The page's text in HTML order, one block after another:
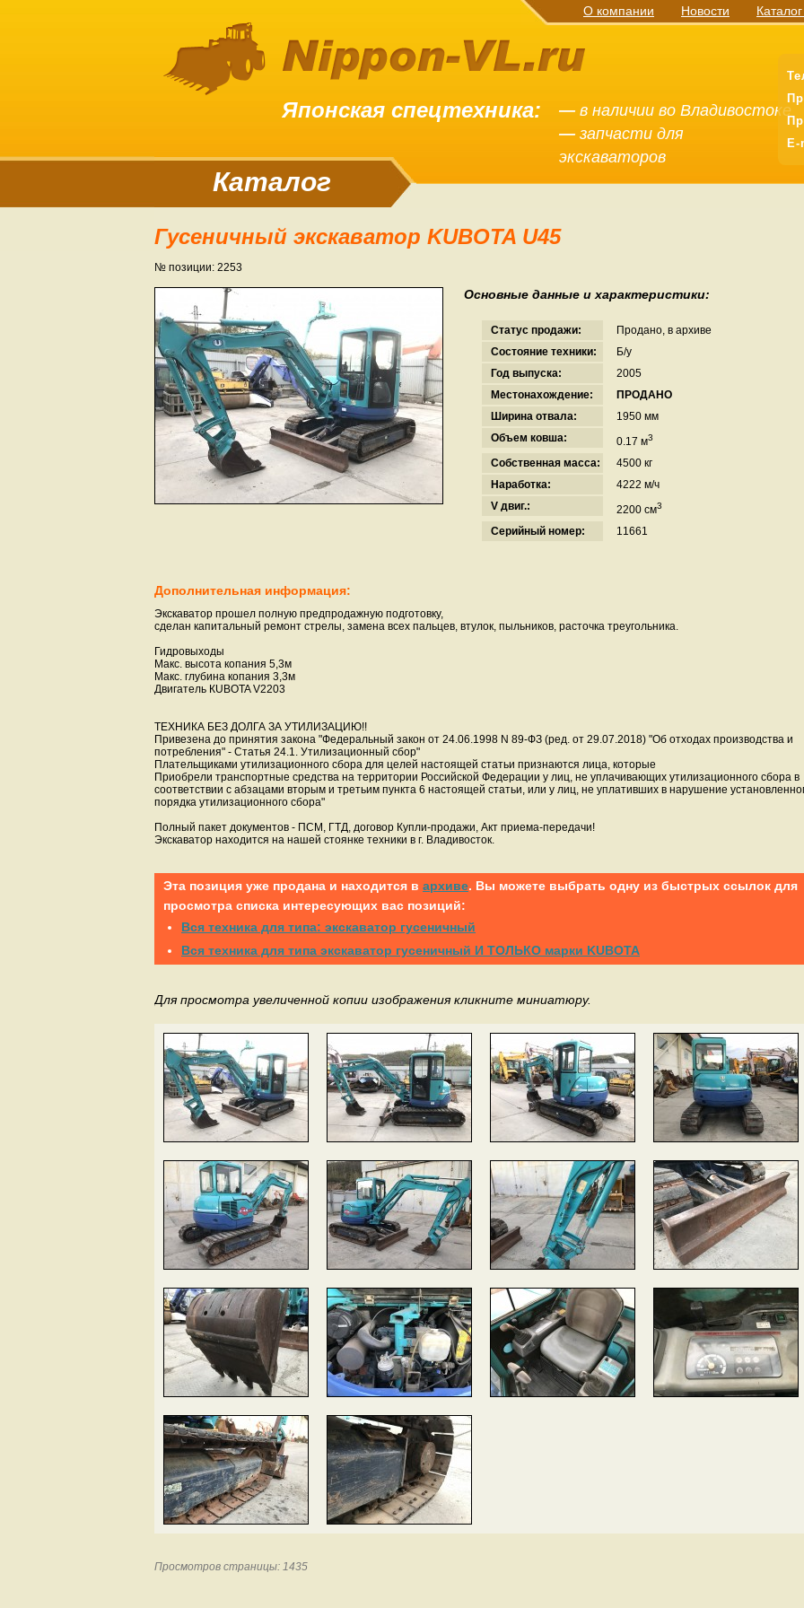
О компании Новости
Японская спецтехника: — в наличии во Владивостоке
— запчасти для
экскаваторов
Каталог
Гусеничный экскаватор KUBOTA U45
№ позиции: 2253
Основные данные и характеристики:
Статус продажи:
Продано, в архиве
Состояние техники:
Б/у
Год выпуска:
2005
Местонахождение:
ПРОДАНО
Ширина отвала:
1950 мм
Объем ковша:
0.17 м3
Собственная масса:
4500 кг
Наработка:
4222 м/ч
V двиг.:
2200 см3
Серийный номер: 11661
Дополнительная информация:
Экскаватор прошел полную предпродажную подготовку,
сделан капитальный ремонт стрелы, замена всех пальцев, втулок, пыльников, расточка треугольника.
Гидровыходы
Макс. высота копания 5,3м
Макс. глубина копания 3,3м
Двигатель КUBOTA V2203
ТЕХНИКА БЕЗ ДОЛГА ЗА УТИЛИЗАЦИЮ!!
Привезена до принятия закона "Федеральный закон от 24.06.1998 N 89-ФЗ (ред. от 29.07.2018) "Об отходах производства и
потребления" - Статья 24.1. Утилизационный сбор"
Плательщиками утилизационного сбора для целей настоящей статьи признаются лица, которые
Приобрели транспортные средства на территории Российской Федерации у лиц, не уплачивающих утилизационного сбора в
соответствии с абзацами вторым и третьим пункта 6 настоящей статьи, или у лиц, не уплативших в нарушение
порядка утилизационного сбора"
Полный пакет документов - ПСМ, ГТД, договор Купли-продажи, Акт приема-передачи!
Экскаватор находится на нашей стоянке техники в г. Владивосток.
Эта позиция уже продана и находится в архиве. Вы можете выбрать одну из быстрых ссылок для
просмотра списка интересующих вас позиций:
Вся техника для типа: экскаватор гусеничный
Вся техника для типа экскаватор гусеничный И ТОЛЬКО марки KUBOTA
Для просмотра увеличенной копии изображения кликните миниатюру.
Просмотров страницы: 1435